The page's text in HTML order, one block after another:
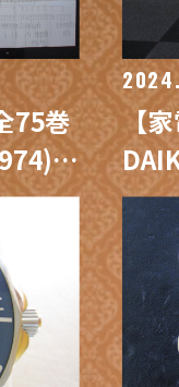
75巻
〜
書/
【
エ
買